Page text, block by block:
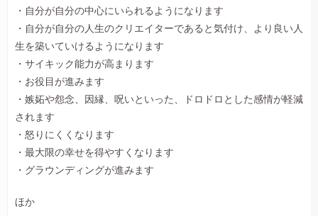
・自分が自分の中心にいられるようになります
・自分が自分の人生のクリエイターであると気付け、より良い人
生を築いていけるようになります
・サイキック能力が高まります
・お役目が進みます
・嫉妬や怨念、因縁、呪いといった、ドロドロとした感情が軽減
されます
・怒りにくくなります
・最大限の幸せを得やすくなります
・グラウンディングが進みます
ほか